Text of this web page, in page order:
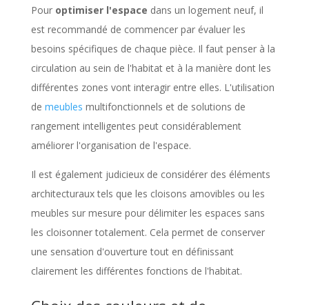
Pour optimiser l'espace dans un logement neuf, il
est recommandé de commencer par évaluer les
besoins spécifiques de chaque pièce. Il faut penser à la
circulation au sein de l'habitat et à la manière dont les
différentes zones vont interagir entre elles. L'utilisation
de meubles multifonctionnels et de solutions de
rangement intelligentes peut considérablement
améliorer l'organisation de l'espace.
Il est également judicieux de considérer des éléments
architecturaux tels que les cloisons amovibles ou les
meubles sur mesure pour délimiter les espaces sans
les cloisonner totalement. Cela permet de conserver
une sensation d'ouverture tout en définissant
clairement les différentes fonctions de l'habitat.